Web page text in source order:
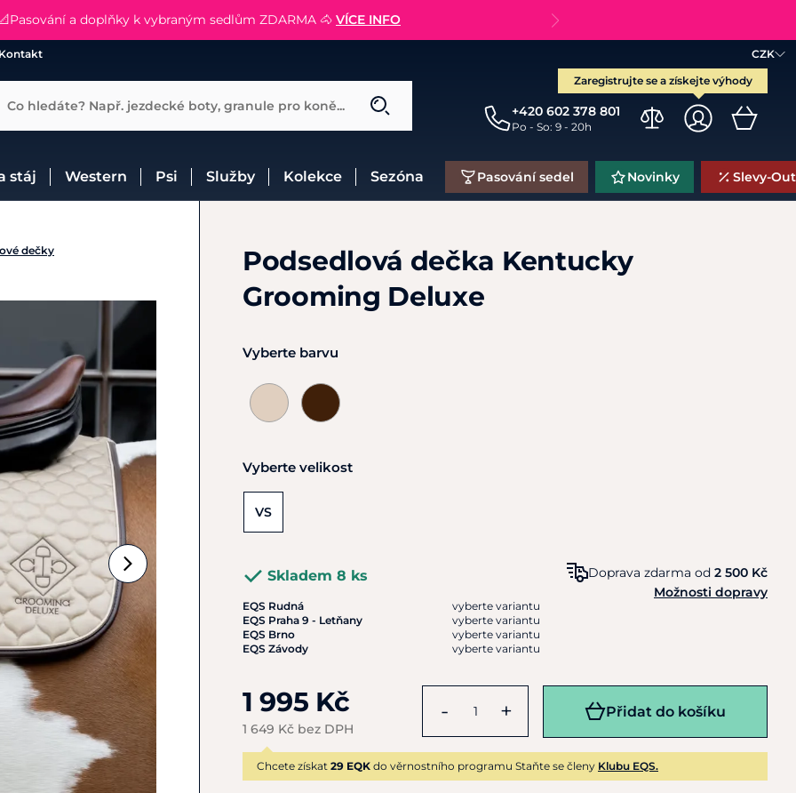
SLEVA 13% na vše od Cassini! CHCI SLEVU
😮 CRAZY SLEVY AŽ 70% 😮 NAKUPOVAT
a doplňky k vybraným sedlům ZDARMA 🐴 VÍCE INFO
CZK
Zaregistrujte se a získejte výhody
+420 602 378 801
Po - So: 9 - 20h
Co hledáte? Např. jezdecké boty, granule pro koně...
stáj Western Psi Služby Kolekce Sezóna Pasování sedel Novinky Slevy-
dečky
Podsedlová dečka Kentucky
Grooming Deluxe
Vyberte barvu
Vyberte velikost
VS
Skladem 8 ks
EQS Rudná
vyberte variantu
EQS Praha 9 - Letňany
vyberte variantu
EQS Brno
vyberte variantu
EQS Závody
vyberte variantu
Doprava zdarma od 2 500 Kč
Možnosti dopravy
1 995 Kč
1 649 Kč bez DPH
- + Přidat do košíku
Chcete získat 29 EQK do věrnostního programu Staňte se členy Klubu EQS.